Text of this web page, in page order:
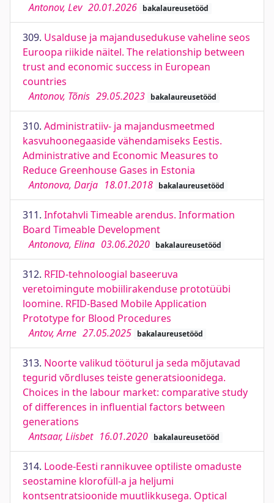
Antonov, Lev 20.01.2026 bakalaureusetööd
309. Usalduse ja majandusedukuse vaheline seos
Euroopa riikide näitel. The relationship between
trust and economic success in European
countries
Antonov, Tõnis 29.05.2023 bakalaureusetööd
310. Administratiiv- ja majandusmeetmed
kasvuhoonegaaside vähendamiseks Eestis.
Administrative and Economic Measures to
Reduce Greenhouse Gases in Estonia
Antonova, Darja 18.01.2018 bakalaureusetööd
311. Infotahvli Timeable arendus. Information
Board Timeable Development
Antonova, Elina 03.06.2020 bakalaureusetööd
312. RFID-tehnoloogial baseeruva
veretoimingute mobiilirakenduse prototüübi
loomine. RFID-Based Mobile Application
Prototype for Blood Procedures
Antov, Arne 27.05.2025 bakalaureusetööd
313. Noorte valikud tööturul ja seda mõjutavad
tegurid võrdluses teiste generatsioonidega.
Choices in the labour market: comparative study
of differences in influential factors between
generations
Antsaar, Liisbet 16.01.2020 bakalaureusetööd
314. Loode-Eesti rannikuvee optiliste omaduste
seostamine klorofüll-a ja heljumi
kontsentratsioonide muutlikkusega. Optical